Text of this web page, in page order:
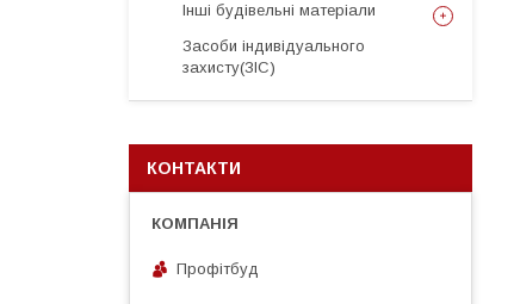
Інші будівельні матеріали
Засоби індивідуального
захисту(ЗІС)
КОНТАКТИ
Профітбуд